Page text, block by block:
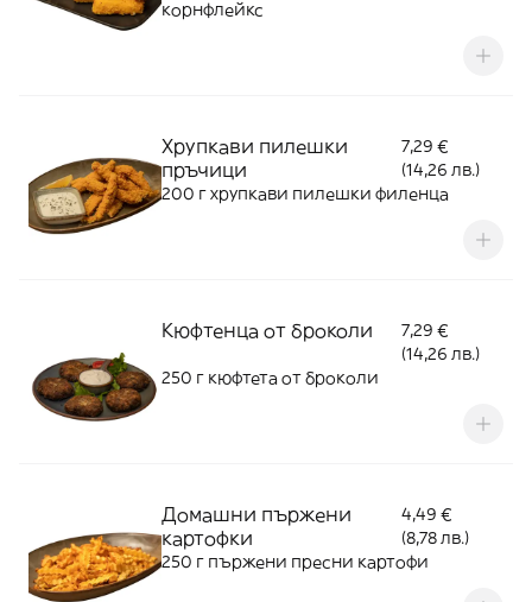
корнфлейкс
Хрупкави пилешки
пръчици
7,29 €
(14,26 лв.)
200 г хрупкави пилешки филенца
Кюфтенца от броколи
7,29 €
(14,26 лв.)
250 г кюфтета от броколи
Домашни пържени
картофки
4,49 €
(8,78 лв.)
250 г пържени пресни картофи